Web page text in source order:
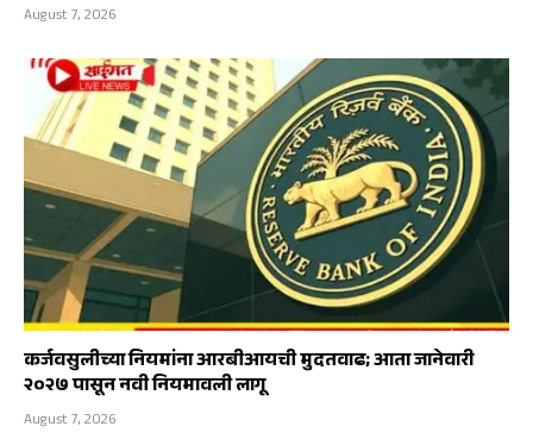
August 7, 2026
कर्जवसुलीच्या नियमांना आरबीआयची मुदतवाढ; आता जानेवारी
२०२७ पासून नवी नियमावली लागू
August 7, 2026